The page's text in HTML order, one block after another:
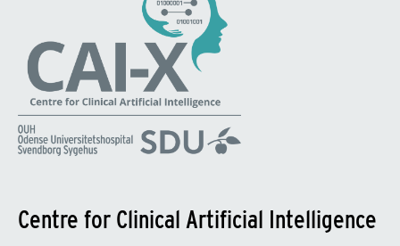
Centre for Clinical Artificial Intelligence